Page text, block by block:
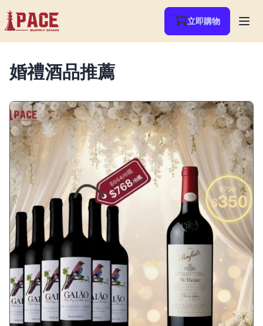
立即購物
婚禮酒品推薦